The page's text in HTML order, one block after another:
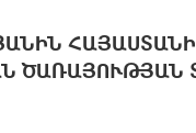
ԾԱՌԱՅՈՒԹՅԱՆ